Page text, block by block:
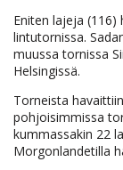
Eniten lajeja (116)
lintutornissa.
muussa tornissa
Helsingissä.
Torneista
pohjoisimmissa
kummassakin 22
Morgonlandetilla